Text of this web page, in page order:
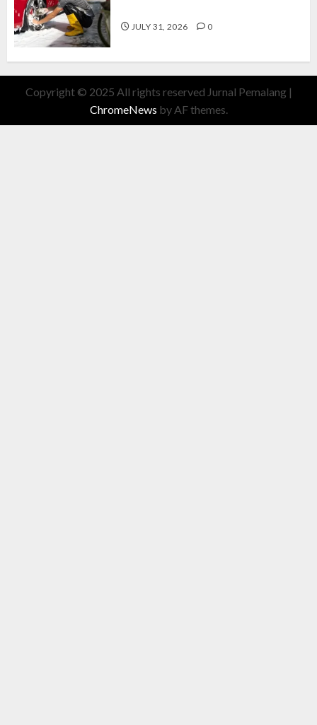
JULY 31, 2026 0
Copyright © 2025 All rights reserved Jurnal Pemalang |
ChromeNews by AF themes.